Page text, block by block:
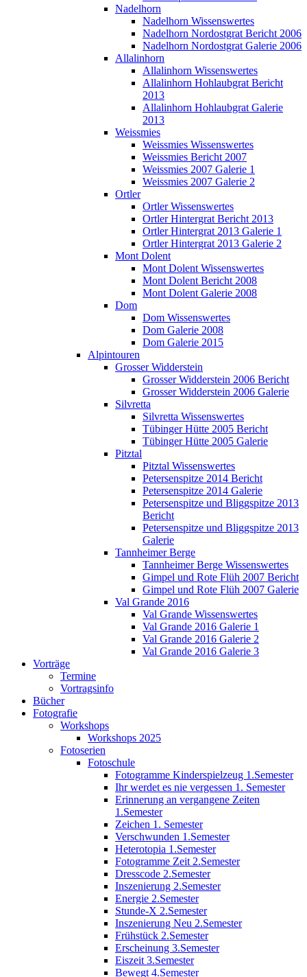
Nadelhorn
Nadelhorn Wissenswertes
Nadelhorn Nordostgrat Bericht 2006
Nadelhorn Nordostgrat Galerie 2006
Allalinhorn
Allalinhorn Wissenswertes
Allalinhorn Hohlaubgrat Bericht
2013
Allalinhorn Hohlaubgrat Galerie
2013
Weissmies
Weissmies Wissenswertes
Weissmies Bericht 2007
Weissmies 2007 Galerie 1
Weissmies 2007 Galerie 2
Ortler
Ortler Wissenswertes
Ortler Hintergrat Bericht 2013
Ortler Hintergrat 2013 Galerie 1
Ortler Hintergrat 2013 Galerie 2
Mont Dolent
Mont Dolent Wissenswertes
Mont Dolent Bericht 2008
Mont Dolent Galerie 2008
Dom
Dom Wissenswertes
Dom Galerie 2008
Dom Galerie 2015
Alpintouren
Grosser Widderstein
Grosser Widderstein 2006 Bericht
Grosser Widderstein 2006 Galerie
Silvretta
Silvretta Wissenswertes
Tübinger Hütte 2005 Bericht
Tübinger Hütte 2005 Galerie
Pitztal
Pitztal Wissenswertes
Petersenspitze 2014 Bericht
Petersenspitze 2014 Galerie
Petersenspitze und Bliggspitze 2013
Bericht
Petersenspitze und Bliggspitze 2013
Galerie
Tannheimer Berge
Tannheimer Berge Wissenswertes
Gimpel und Rote Flüh 2007 Bericht
Gimpel und Rote Flüh 2007 Galerie
Val Grande 2016
Val Grande Wissenswertes
Val Grande 2016 Galerie 1
Val Grande 2016 Galerie 2
Val Grande 2016 Galerie 3
Vorträge
Termine
Vortragsinfo
Bücher
Fotografie
Workshops
Workshops 2025
Fotoserien
Fotoschule
Fotogramme Kinderspielzeug 1.Semester
Ihr werdet es nie vergessen 1. Semester
Erinnerung an vergangene Zeiten
1.Semester
Zeichen 1. Semester
Verschwunden 1.Semester
Heterotopia 1.Semester
Fotogramme Zeit 2.Semester
Dresscode 2.Semester
Inszenierung 2.Semester
Energie 2.Semester
Stunde-X 2.Semester
Inszenierung Neu 2.Semester
Frühstück 2.Semester
Erscheinung 3.Semester
Eiszeit 3.Semester
Bewegt 4.Semester